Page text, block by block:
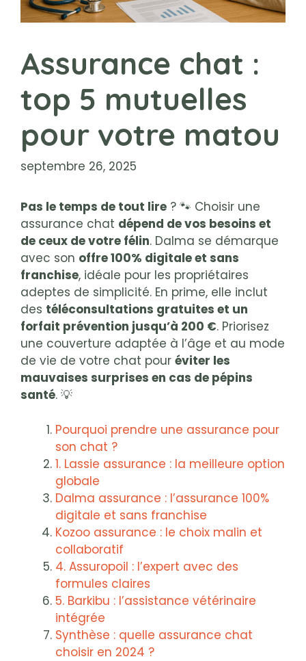
Assurance chat :
top 5 mutuelles
pour votre matou
septembre 26, 2025
Pas le temps de tout lire ? 🐾 Choisir une
assurance chat dépend de vos besoins et
de ceux de votre félin. Dalma se démarque
avec son offre 100% digitale et sans
franchise, idéale pour les propriétaires
adeptes de simplicité. En prime, elle inclut
des téléconsultations gratuites et un
forfait prévention jusqu’à 200 €. Priorisez
une couverture adaptée à l’âge et au mode
de vie de votre chat pour éviter les
mauvaises surprises en cas de pépins
santé. 💡
Pourquoi prendre une assurance pour
son chat ?
1. Lassie assurance : la meilleure option
globale
Dalma assurance : l’assurance 100%
digitale et sans franchise
Kozoo assurance : le choix malin et
collaboratif
4. Assuropoil : l’expert avec des
formules claires
5. Barkibu : l’assistance vétérinaire
intégrée
Synthèse : quelle assurance chat
choisir en 2024 ?